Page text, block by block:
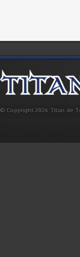
© Copyright 2026 Titan de